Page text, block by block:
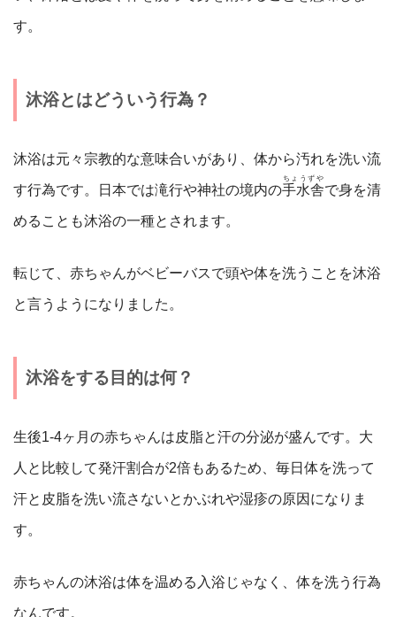
す。
沐浴とはどういう行為？
沐浴は元々宗教的な意味合いがあり、体から汚れを洗い流
す行為です。日本では滝行や神社の境内の手水舎
ちょうずや
で身を清
めることも沐浴の一種とされます。
転じて、赤ちゃんがベビーバスで頭や体を洗うことを沐浴
と言うようになりました。
沐浴をする目的は何？
生後1-4ヶ月の赤ちゃんは皮脂と汗の分泌が盛んです。大
人と比較して発汗割合が2倍もあるため、毎日体を洗って
汗と皮脂を洗い流さないとかぶれや湿疹の原因になりま
す。
赤ちゃんの沐浴は体を温める入浴じゃなく、体を洗う行為
なんです。